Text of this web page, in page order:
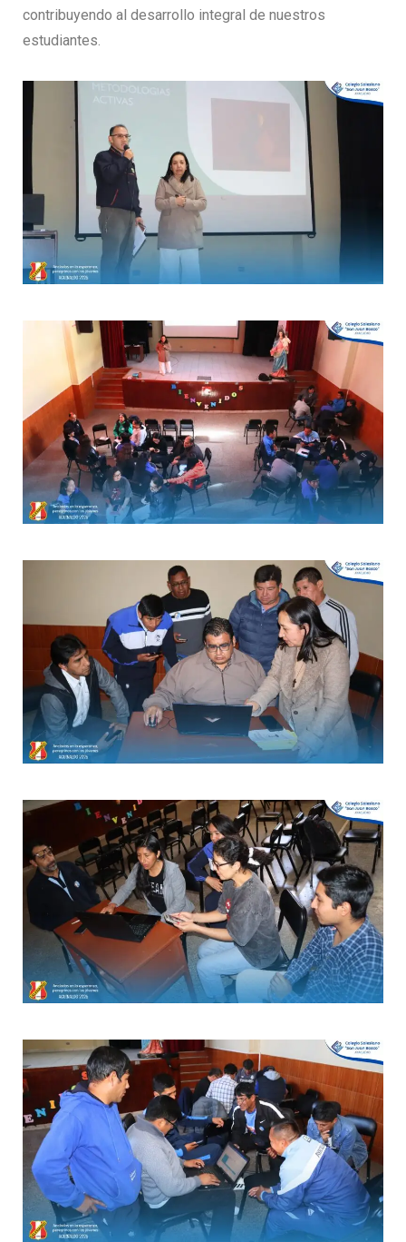
contribuyendo al desarrollo integral de nuestros
estudiantes.